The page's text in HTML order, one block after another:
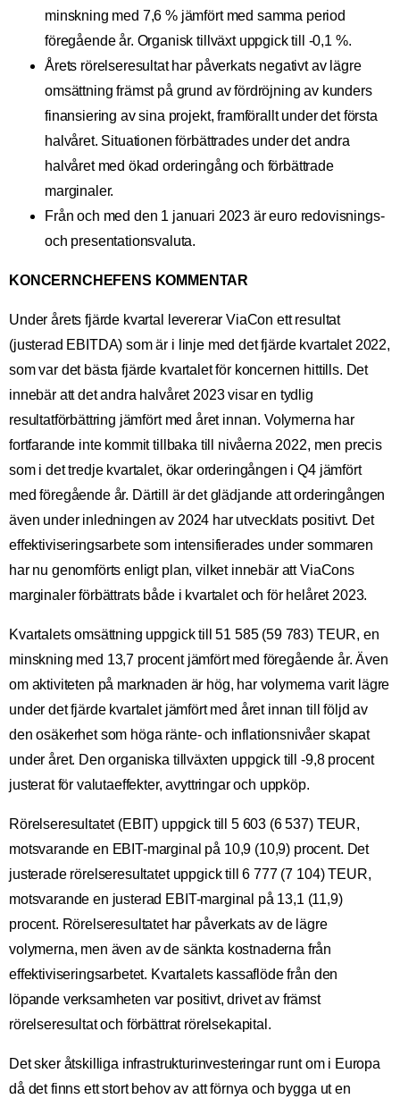
minskning med 7,6 % jämfört med samma period
föregående år. Organisk tillväxt uppgick till -0,1 %.
Årets rörelseresultat har påverkats negativt av lägre
omsättning främst på grund av fördröjning av kunders
finansiering av sina projekt, framförallt under det första
halvåret. Situationen förbättrades under det andra
halvåret med ökad orderingång och förbättrade
marginaler.
Från och med den 1 januari 2023 är euro redovisnings-
och presentationsvaluta.
KONCERNCHEFENS KOMMENTAR
Under årets fjärde kvartal levererar ViaCon ett resultat
(justerad EBITDA) som är i linje med det fjärde kvartalet 2022,
som var det bästa fjärde kvartalet för koncernen hittills. Det
innebär att det andra halvåret 2023 visar en tydlig
resultatförbättring jämfört med året innan. Volymerna har
fortfarande inte kommit tillbaka till nivåerna 2022, men precis
som i det tredje kvartalet, ökar orderingången i Q4 jämfört
med föregående år. Därtill är det glädjande att orderingången
även under inledningen av 2024 har utvecklats positivt. Det
effektiviseringsarbete som intensifierades under sommaren
har nu genomförts enligt plan, vilket innebär att ViaCons
marginaler förbättrats både i kvartalet och för helåret 2023.
Kvartalets omsättning uppgick till 51 585 (59 783) TEUR, en
minskning med 13,7 procent jämfört med föregående år. Även
om aktiviteten på marknaden är hög, har volymerna varit lägre
under det fjärde kvartalet jämfört med året innan till följd av
den osäkerhet som höga ränte- och inflationsnivåer skapat
under året. Den organiska tillväxten uppgick till -9,8 procent
justerat för valutaeffekter, avyttringar och uppköp.
Rörelseresultatet (EBIT) uppgick till 5 603 (6 537) TEUR,
motsvarande en EBIT-marginal på 10,9 (10,9) procent. Det
justerade rörelseresultatet uppgick till 6 777 (7 104) TEUR,
motsvarande en justerad EBIT-marginal på 13,1 (11,9)
procent. Rörelseresultatet har påverkats av de lägre
volymerna, men även av de sänkta kostnaderna från
effektiviseringsarbetet. Kvartalets kassaflöde från den
löpande verksamheten var positivt, drivet av främst
rörelseresultat och förbättrat rörelsekapital.
Det sker åtskilliga infrastrukturinvesteringar runt om i Europa
då det finns ett stort behov av att förnya och bygga ut en